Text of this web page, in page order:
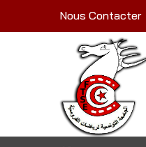
Nous Contacter